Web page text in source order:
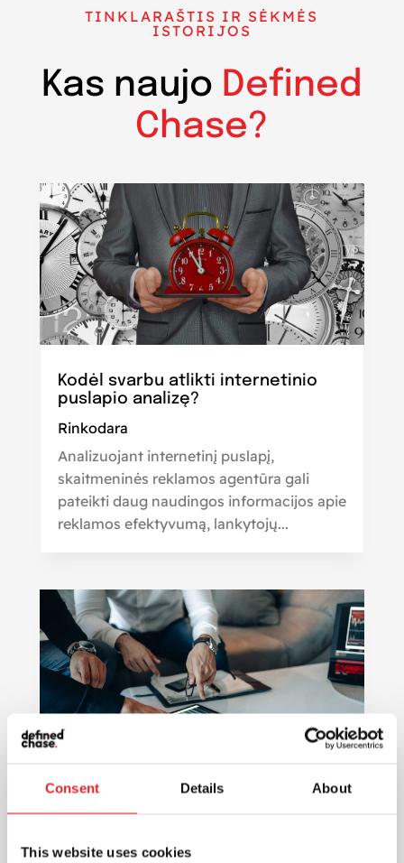
Consent Details About
This website uses cookies
TINKLARAŠTIS IR SĖKMĖS
ISTORIJOS
Kas naujo Defined
Chase?
Kodėl svarbu atlikti internetinio
puslapio analizę?
Rinkodara
Analizuojant internetinį puslapį,
skaitmeninės reklamos agentūra gali
pateikti daug naudingos informacijos apie
reklamos efektyvumą, lankytojų...
vartotojus ir sukurti ilgalaikius